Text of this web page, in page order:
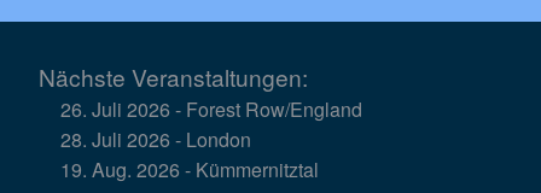
Nächste Veranstaltungen:
26. Juli 2026 - Forest Row/England
28. Juli 2026 - London
19. Aug. 2026 - Kümmernitztal